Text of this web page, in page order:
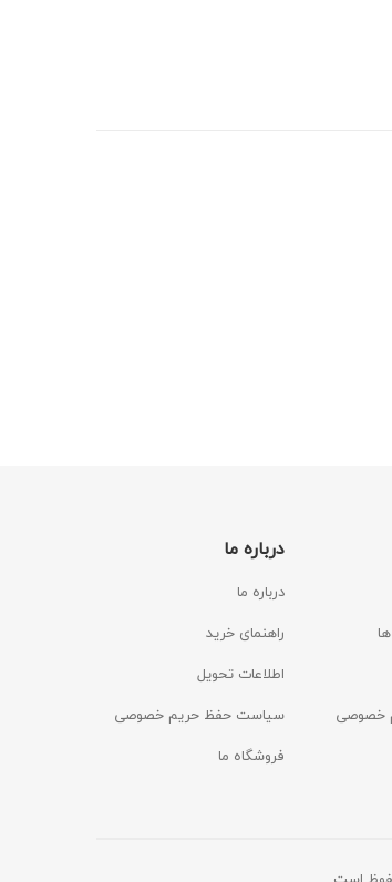
خصوصی
درباره ما
درباره ما
راهنمای خرید
اطلاعات تحویل
سیاست حفظ حریم خصوصی
فروشگاه ما